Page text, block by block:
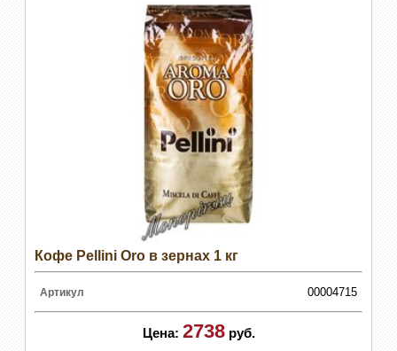
Кофе Pellini Oro в зернах 1 кг
Артикул 00004715
Цена: 2738 руб.